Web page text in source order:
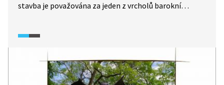
stavba je považována za jeden z vrcholů barokní
letech probíhala rekonstrukce kostela, v této
reportáži si prohlédneme výsledek. Zároveň bude
připomenuta historie této ojedinělé stavby.